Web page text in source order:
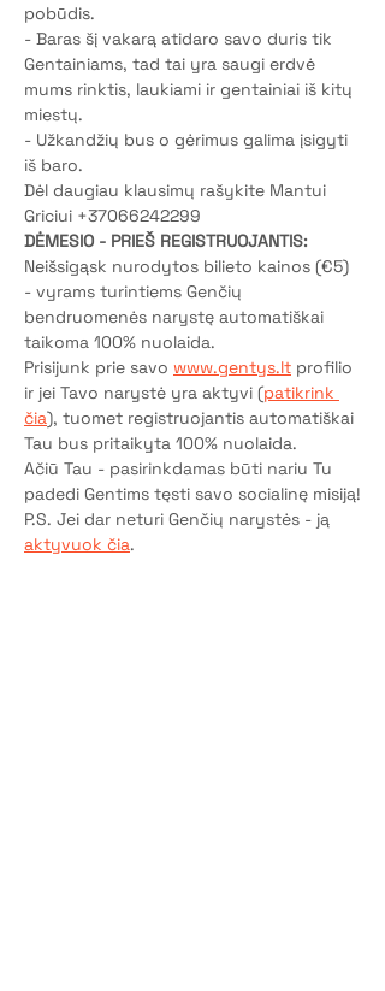
pobūdis.
- Baras šį vakarą atidaro savo duris tik
Gentainiams, tad tai yra saugi erdvė
mums rinktis, laukiami ir gentainiai iš kitų
miestų.
- Užkandžių bus o gėrimus galima įsigyti
iš baro.
Dėl daugiau klausimų rašykite Mantui
Griciui +37066242299
DĖMESIO - PRIEŠ REGISTRUOJANTIS:
Neišsigąsk nurodytos bilieto kainos (€5)
- vyrams turintiems Genčių
bendruomenės narystę automatiškai
taikoma 100% nuolaida.
Prisijunk prie savo www.gentys.lt profilio
ir jei Tavo narystė yra aktyvi (patikrink
čia), tuomet registruojantis automatiškai
Tau bus pritaikyta 100% nuolaida.
Ačiū Tau - pasirinkdamas būti nariu Tu
padedi Gentims tęsti savo socialinę misiją!
P.S. Jei dar neturi Genčių narystės - ją
aktyvuok čia.